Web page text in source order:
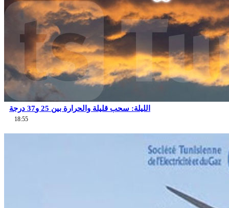
الليلة: سحب قليلة والحرارة بين 25 و37 درجة
18:55